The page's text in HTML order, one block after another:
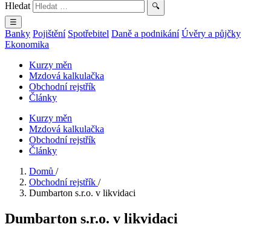
Hledat
🔍
☰
Banky Pojištění Spotřebitel Daně a podnikání Úvěry a půjčky
Ekonomika
Kurzy měn
Mzdová kalkulačka
Obchodní rejstřík
Články
Kurzy měn
Mzdová kalkulačka
Obchodní rejstřík
Články
Domů /
Obchodní rejstřík /
Dumbarton s.r.o. v likvidaci
Dumbarton s.r.o. v likvidaci